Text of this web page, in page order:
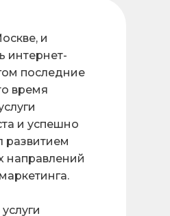
и
интернет-
последние
время
и успешно
развитием
направлений